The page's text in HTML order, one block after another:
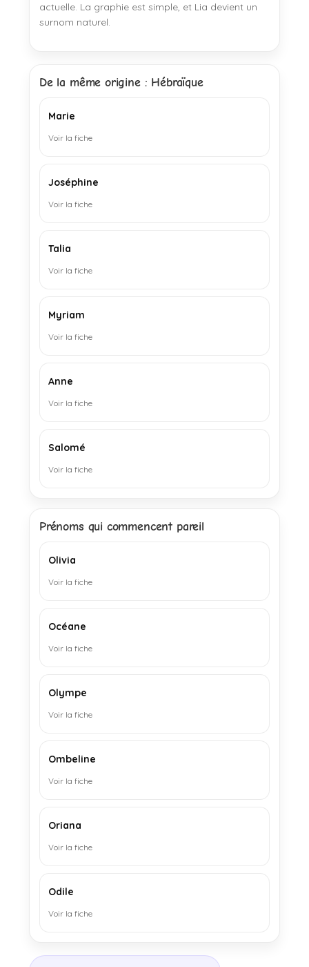
actuelle. La graphie est simple, et Lia devient un
surnom naturel.
De la même origine : Hébraïque
Marie
Voir la fiche
Joséphine
Voir la fiche
Talia
Voir la fiche
Myriam
Voir la fiche
Anne
Voir la fiche
Salomé
Voir la fiche
Prénoms qui commencent pareil
Olivia
Voir la fiche
Océane
Voir la fiche
Olympe
Voir la fiche
Ombeline
Voir la fiche
Oriana
Voir la fiche
Odile
Voir la fiche